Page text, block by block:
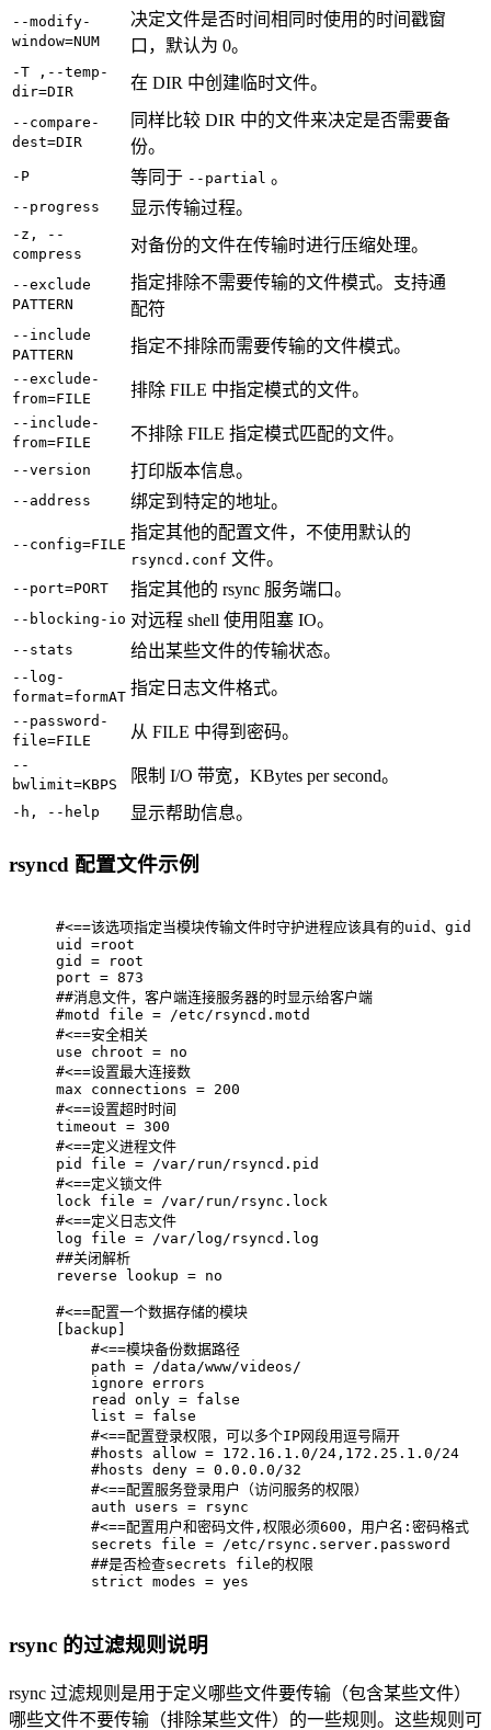
--modify-
window=NUM
决定文件是否时间相同时使用的时间戳窗
口，默认为 0。
-T ,--temp-
dir=DIR
在 DIR 中创建临时文件。
--compare-
dest=DIR
同样比较 DIR 中的文件来决定是否需要备
份。
-P 等同于 --partial 。
--progress 显示传输过程。
-z, --
compress
对备份的文件在传输时进行压缩处理。
--exclude
PATTERN
指定排除不需要传输的文件模式。支持通
配符
--include
PATTERN
指定不排除而需要传输的文件模式。
--exclude-
from=FILE
排除 FILE 中指定模式的文件。
--include-
from=FILE
不排除 FILE 指定模式匹配的文件。
--version 打印版本信息。
--address 绑定到特定的地址。
--config=FILE
指定其他的配置文件，不使用默认的
rsyncd.conf 文件。
--port=PORT 指定其他的 rsync 服务端口。
--blocking-io 对远程 shell 使用阻塞 IO。
--stats 给出某些文件的传输状态。
--log-
format=formAT 指定日志文件格式。
--password-
file=FILE
从 FILE 中得到密码。
--
bwlimit=KBPS
限制 I/O 带宽，KBytes per second。
-h, --help 显示帮助信息。
rsyncd 配置文件示例
#<==该选项指定当模块传输文件时守护进程应该具有的uid、gid
uid =root
gid = root
port = 873
##消息文件，客户端连接服务器的时显示给客户端
#motd file = /etc/rsyncd.motd
#<==安全相关
use chroot = no
#<==设置最大连接数
max connections = 200
#<==设置超时时间
timeout = 300
#<==定义进程文件
pid file = /var/run/rsyncd.pid
#<==定义锁文件
lock file = /var/run/rsync.lock
#<==定义日志文件
log file = /var/log/rsyncd.log
##关闭解析
reverse lookup = no
#<==配置一个数据存储的模块
[backup]
    #<==模块备份数据路径
    path = /data/www/videos/
    ignore errors
    read only = false
    list = false
    #<==配置登录权限，可以多个IP网段用逗号隔开
    #hosts allow = 172.16.1.0/24,172.25.1.0/24
    #hosts deny = 0.0.0.0/32
    #<==配置服务登录用户（访问服务的权限）
    auth users = rsync
    #<==配置用户和密码文件,权限必须600，用户名:密码格式
    secrets file = /etc/rsync.server.password
    ##是否检查secrets file的权限
    strict modes = yes
rsync 的过滤规则说明
rsync 过滤规则是用于定义哪些文件要传输（包含某些文件）
哪些文件不要传输（排除某些文件）的一些规则。这些规则可